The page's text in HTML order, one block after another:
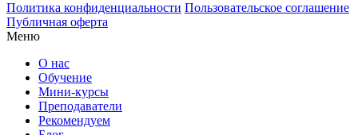
Политика конфиденциальности Пользовательское соглашение
Публичная оферта
Меню
О нас
Обучение
Мини-курсы
Преподаватели
Рекомендуем